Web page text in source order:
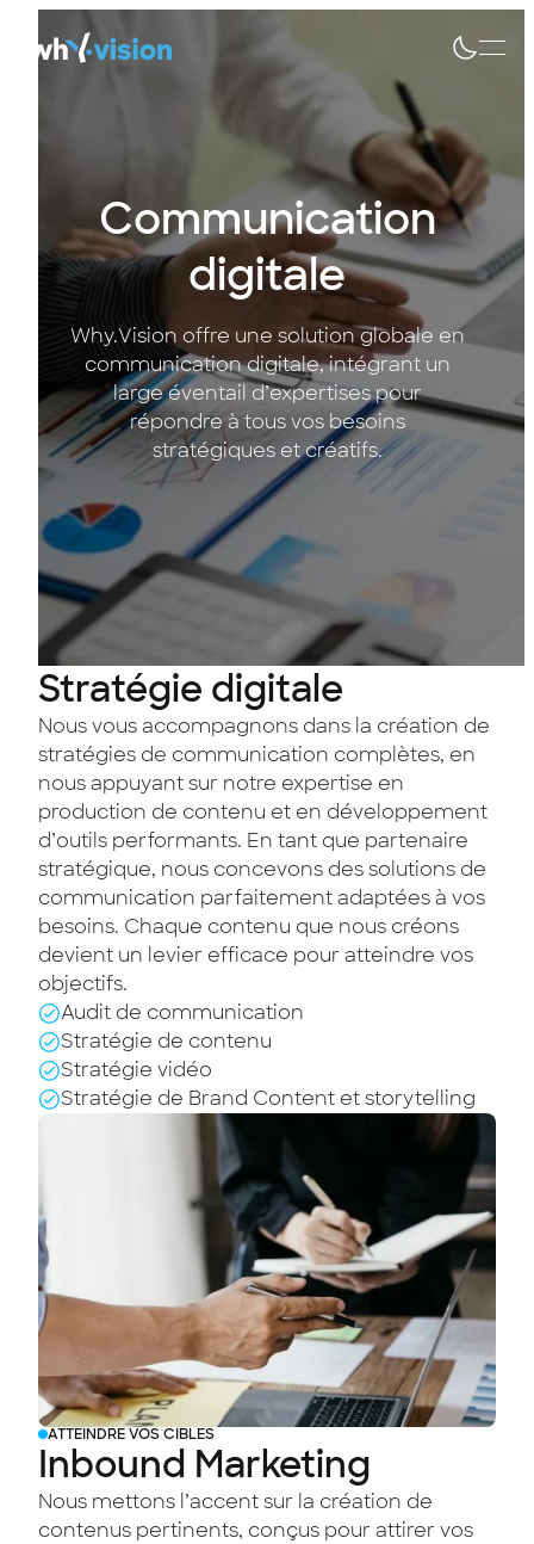
Communication
digitale
Why.Vision offre une solution globale en
communication digitale, intégrant un
large éventail d’expertises pour
répondre à tous vos besoins
stratégiques et créatifs.
Stratégie digitale
Nous vous accompagnons dans la création de
stratégies de communication complètes, en
nous appuyant sur notre expertise en
production de contenu et en développement
d’outils performants. En tant que partenaire
stratégique, nous concevons des solutions de
communication parfaitement adaptées à vos
besoins. Chaque contenu que nous créons
devient un levier efficace pour atteindre vos
objectifs.
Audit de communication
Stratégie de contenu
Stratégie vidéo
Stratégie de Brand Content et storytelling
ATTEINDRE VOS CIBLES
Inbound Marketing
Nous mettons l’accent sur la création de
contenus pertinents, conçus pour attirer vos